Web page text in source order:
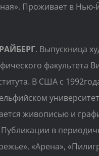
Проживает в Нью-
. Выпускница
факультета
В США с
живописью и
в
«Арена»,